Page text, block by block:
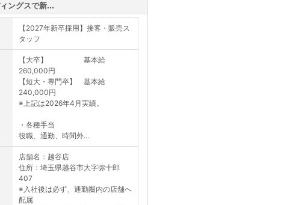
ングスで新...
【2027年新卒採用】接客・販売ス
タッフ
【大卒】 基本給
260,000円
【短大・専門卒】 基本給
240,000円
※上記は2026年4月実績。
・各種手当
役職、通勤、時間外...
店舗名：越谷店
住所：埼玉県越谷市大字弥十郎
407
※入社後は必ず、通勤圏内の店舗へ
配属